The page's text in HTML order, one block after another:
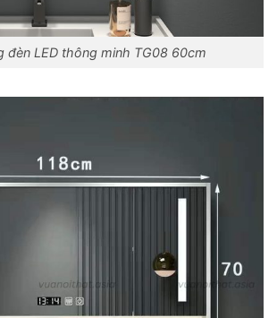
đèn LED thông minh TG08 60cm